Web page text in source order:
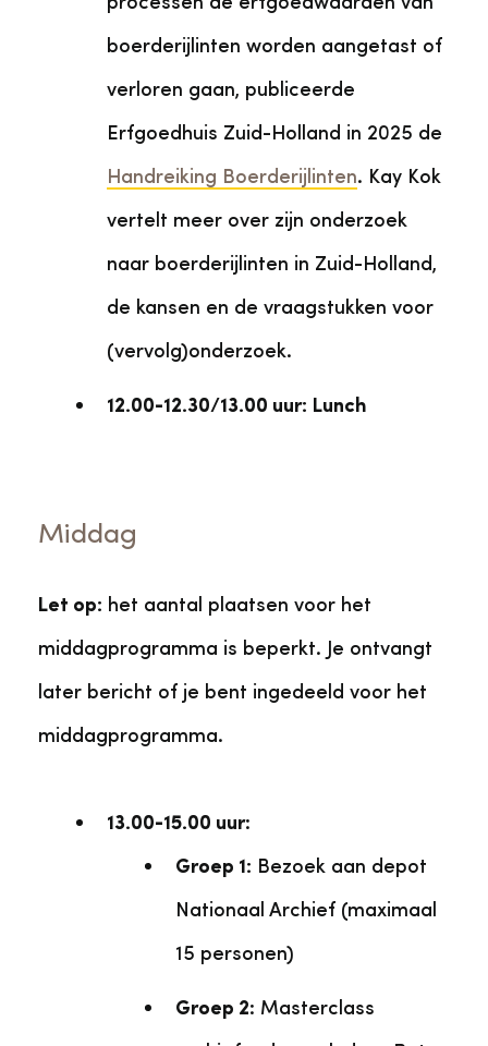
boerderijlinten worden aangetast of
verloren gaan, publiceerde
Erfgoedhuis Zuid-Holland in 2025 de
Handreiking Boerderijlinten. Kay Kok
vertelt meer over zijn onderzoek
naar boerderijlinten in Zuid-Holland,
de kansen en de vraagstukken voor
(vervolg)onderzoek.
12.00-12.30/13.00 uur: Lunch
Middag
Let op: het aantal plaatsen voor het
middagprogramma is beperkt. Je ontvangt
later bericht of je bent ingedeeld voor het
middagprogramma.
13.00-15.00 uur:
Groep 1: Bezoek aan depot
Nationaal Archief (maximaal
15 personen)
Groep 2: Masterclass